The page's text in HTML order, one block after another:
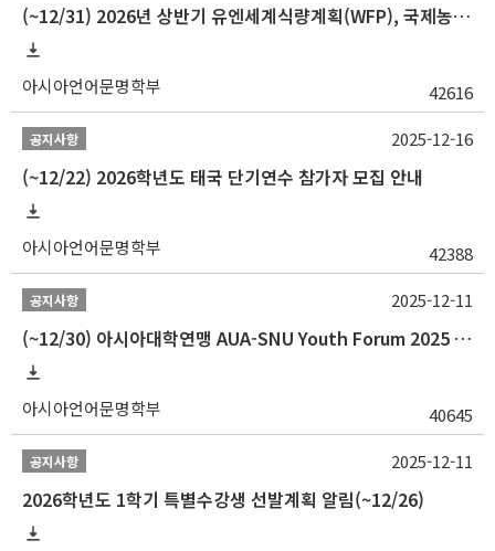
(~12/31) 2026년 상반기 유엔세계식량계획(WFP), 국제농업개발기금(IFAD) 및 유엔아동기금(UNICEF) 인턴십 프로그램 참가자 모집
아시아언어문명학부 42616
공지사항
(~12/22) 2026학년도 태국 단기연수 참가자 모집 안내
아시아언어문명학부 42388
2025-12-16
공지사항
(~12/30) 아시아대학연맹 AUA-SNU Youth Forum 2025 참가자 선발 안내
아시아언어문명학부 40645
2025-12-11
공지사항
2026학년도 1학기 특별수강생 선발계획 알림(~12/26)
2025-12-11